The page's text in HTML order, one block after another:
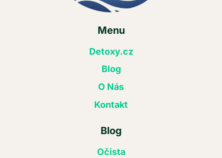
Menu
Detoxy.cz
Blog
O Nás
Kontakt
Blog
Očista